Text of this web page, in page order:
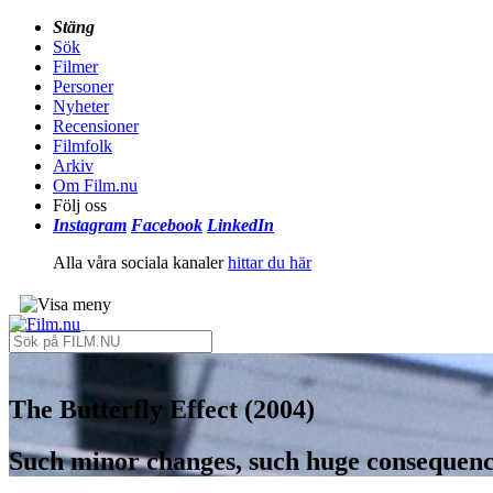
Stäng
Sök
Filmer
Personer
Nyheter
Recensioner
Filmfolk
Arkiv
Om Film.nu
Följ oss
Instagram Facebook LinkedIn
Alla våra sociala kanalerhittar du här
The Butterfly Effect (2004)
Such minor changes, such huge